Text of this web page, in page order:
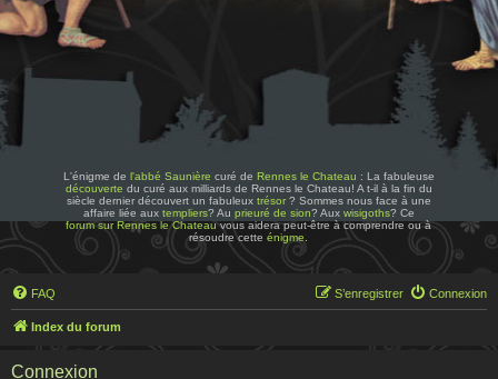
L'énigme de l'abbé Saunière curé de Rennes le Chateau : La fabuleuse
découverte du curé aux milliards de Rennes le Chateau! A t-il à la fin du
siècle dernier découvert un fabuleux trésor? Sommes nous face à une
affaire liée aux templiers? Au prieuré de sion? Aux wisigoths? Ce
forum sur Rennes le Chateauvous aidera peut-être à comprendre ou à
résoudre cetteénigme
FAQ Connexion
S’enregistrer
Index du forum
Connexion